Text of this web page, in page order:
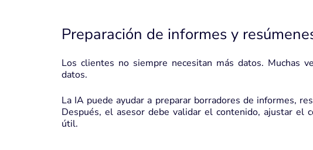
Preparación de informes y
Los clientes no siempre necesitan más datos. Muchas
datos.
La IA puede ayudar a preparar borradores de informes,
Después, el asesor debe validar el contenido, ajustar el
útil.